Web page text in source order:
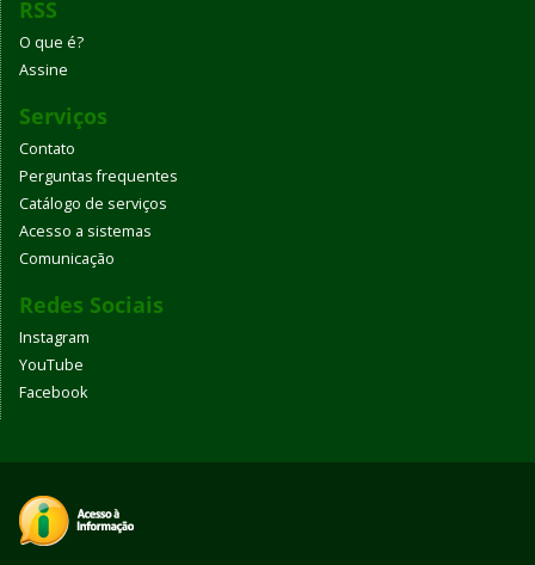
RSS
O que é?
Assine
Serviços
Contato
Perguntas frequentes
Catálogo de serviços
Acesso a sistemas
Comunicação
Redes Sociais
Instagram
YouTube
Facebook